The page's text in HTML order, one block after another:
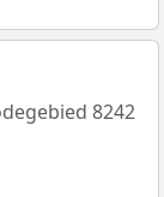
8242